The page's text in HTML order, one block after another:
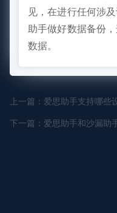
见，在进行任何涉
助手做好数据备份
数据。
上一篇：爱思助手支持哪些
下一篇：爱思助手和沙漏助